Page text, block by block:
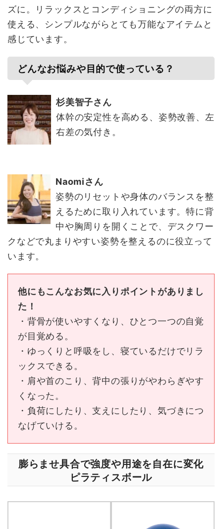
ズに。リラックスとコンディショニングの両方に
使える、シンプルながらとても万能なアイテムと
感じています。
どんなお悩みや目的で使っている？
杉美智子さん
体幹の安定性を高める、姿勢改善、左
右差の気付き。
Naomiさん
姿勢のリセットや身体のバランスを整
えるために取り入れています。特に背
中や胸周りを開くことで、デスクワー
クなどで丸まりやすい姿勢を整えるのに役立って
います。
他にもこんなお気に入りポイントがありまし
た！
・背骨が使いやすくなり、ひとつ一つの自覚
が目覚める。
・ゆっくりと呼吸をし、寝ているだけでリラ
ックスできる。
・肩や首のこり、背中の張りがやわらぎやす
くなった。
・負荷にしたり、支えにしたり、気づきにつ
なげていける。
膨らませ具合で強度や用途を自在に変化
ピラティスボール